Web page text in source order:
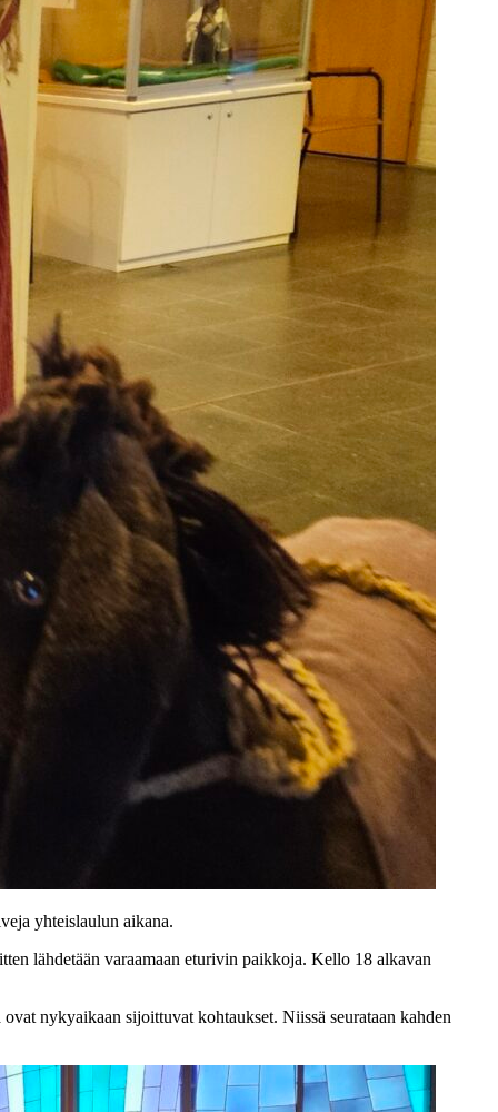
yhteislaulun aikana.
lähdetään varaamaan eturivin paikkoja. Kello 18 alkavan
nykyaikaan sijoittuvat kohtaukset. Niissä seurataan kahden